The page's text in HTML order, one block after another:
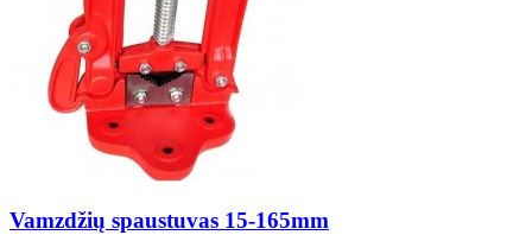
Vamzdžių spaustuvas 15-165mm